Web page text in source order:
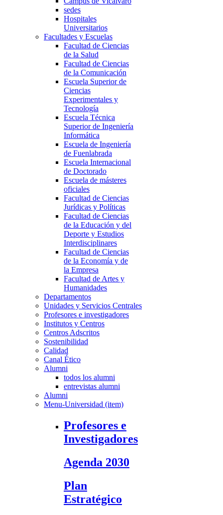
sedes
Hospitales
Universitarios
Facultades y Escuelas
Facultad de Ciencias
de la Salud
Facultad de Ciencias
de la Comunicación
Escuela Superior de
Ciencias
Experimentales y
Tecnología
Escuela Técnica
Superior de Ingeniería
Informática
Escuela de Ingeniería
de Fuenlabrada
Escuela Internacional
de Doctorado
Escuela de másteres
oficiales
Facultad de Ciencias
Jurídicas y Políticas
Facultad de Ciencias
de la Educación y del
Deporte y Estudios
Interdisciplinares
Facultad de Ciencias
de la Economía y de
la Empresa
Facultad de Artes y
Humanidades
Departamentos
Unidades y Servicios Centrales
Profesores e investigadores
Institutos y Centros
Centros Adscritos
Sostenibilidad
Calidad
Canal Ético
Alumni
todos los alumni
entrevistas alumni
Alumni
Menu-Universidad (item)
Profesores e
Investigadores
Agenda 2030
Plan
Estratégico